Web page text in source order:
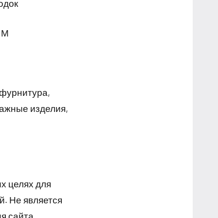
М
изделия,
целях для
Не является